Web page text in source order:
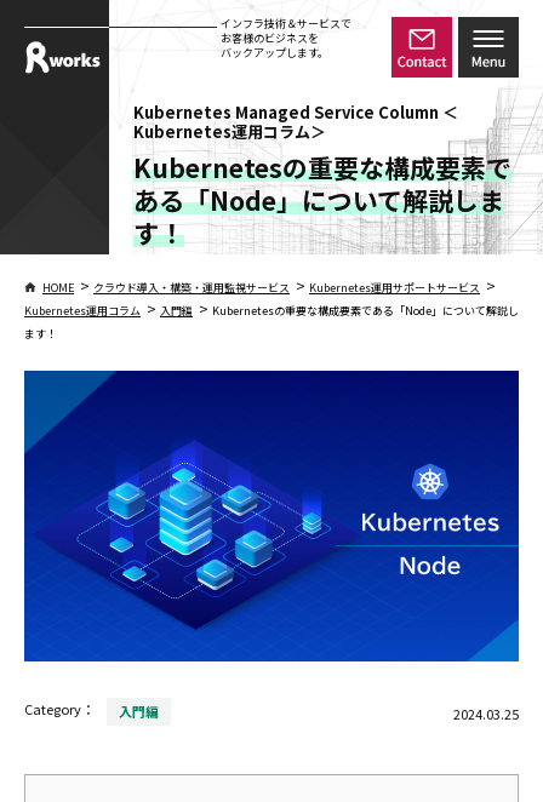
インフラ技術＆サービスで
お客様のビジネスを
バックアップします。
Kubernetes Managed Service Column ＜
Kubernetes運用コラム＞
Kubernetesの重要な構成要素で
ある「Node」について解説しま
す！
HOME > クラウド導入・構築・運用監視サービス > Kubernetes運用サポートサービス >
Kubernetes運用コラム > 入門編 > Kubernetesの重要な構成要素である「Node」について解説し
ます！
Category： 入門編 2024.03.25